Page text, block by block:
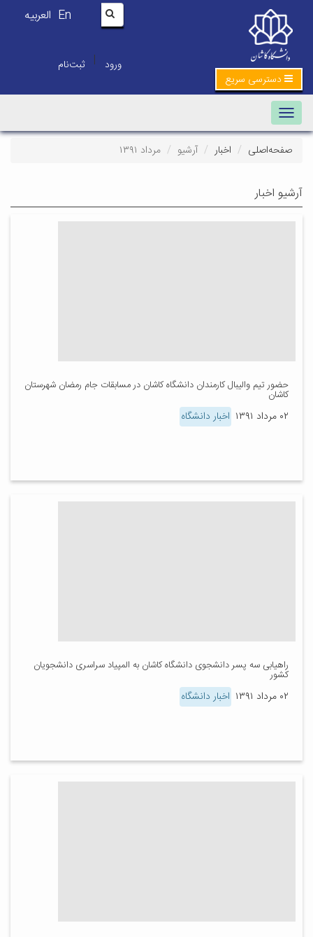
En العربیه
ورود | ثبت‌نام
دسترسی سریع
Toggle navigation
صفحه‌اصلی اخبار آرشیو مرداد ۱۳۹۱
آرشیو اخبار
حضور تیم والیبال کارمندان دانشگاه کاشان در مسابقات جام رمضان شهرستان
کاشان
۰۲ مرداد ۱۳۹۱ اخبار دانشگاه
راهیابی سه پسر دانشجوی دانشگاه کاشان به المپیاد سراسری دانشجویان
کشور
۰۲ مرداد ۱۳۹۱ اخبار دانشگاه